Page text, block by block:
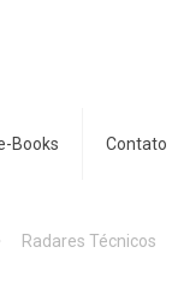
Books Contato
Radares Técnicos